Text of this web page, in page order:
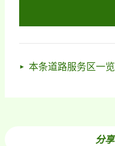
本条道路服务区一览
分享